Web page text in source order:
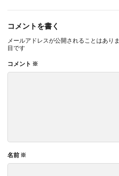
コメントを書く
メールアドレスが公開されることはありま
目です
コメント ※
名前 ※